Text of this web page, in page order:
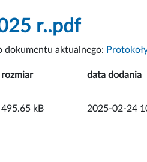
r..pdf
dokumentu aktualnego:
rozmiar data dodania
495.65 kB 2025-02-24